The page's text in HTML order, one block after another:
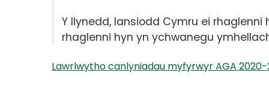
Y llynedd, lansiodd Cymru ei
rhaglenni hyn yn ychwanegu
Lawrlwytho canlyniadau myfyrwyr AGA 2020-